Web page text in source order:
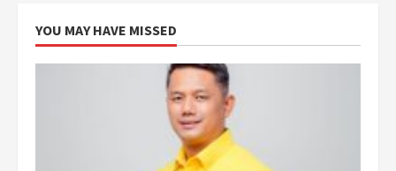
YOU MAY HAVE MISSED